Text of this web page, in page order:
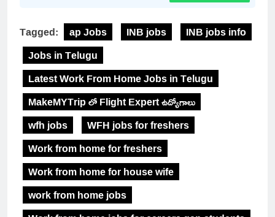
Tagged: ap Jobs INB jobs
INB jobs info
Jobs in Telugu
Latest Work From Home Jobs in Telugu
MakeMYTrip లో Flight Expert ఉద్యోగాలు
wfh jobs
WFH jobs for freshers
Work from home for freshers
Work from home for house wife
work from home jobs